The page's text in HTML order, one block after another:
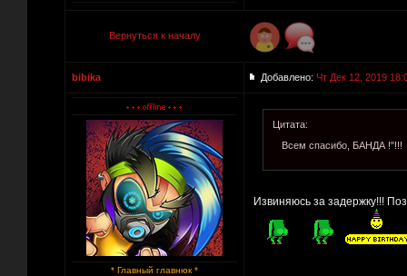
Вернуться к началу
bibika Добавлено: Чт Дек 12, 2019
* Главный главнюк *
Цитата:
Всем спасибо, БАНДА !"!!!
Извиняюсь за задержку!!!